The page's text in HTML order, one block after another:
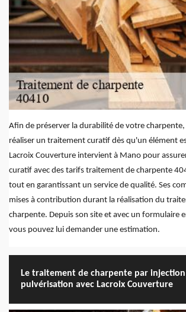
Afin de préserver la durabilité de votre
réaliser un traitement curatif dès qu'un élément
Lacroix Couverture intervient à Mano pour
curatif avec des tarifs traitement de charpente
tout en garantissant un service de qualité. Ses
mises à contribution durant la réalisation du
charpente. Depuis son site et avec un formulaire
vous pouvez lui demander une estimation.
Le traitement de charpente par
pulvérisation avec Lacroix Couverture